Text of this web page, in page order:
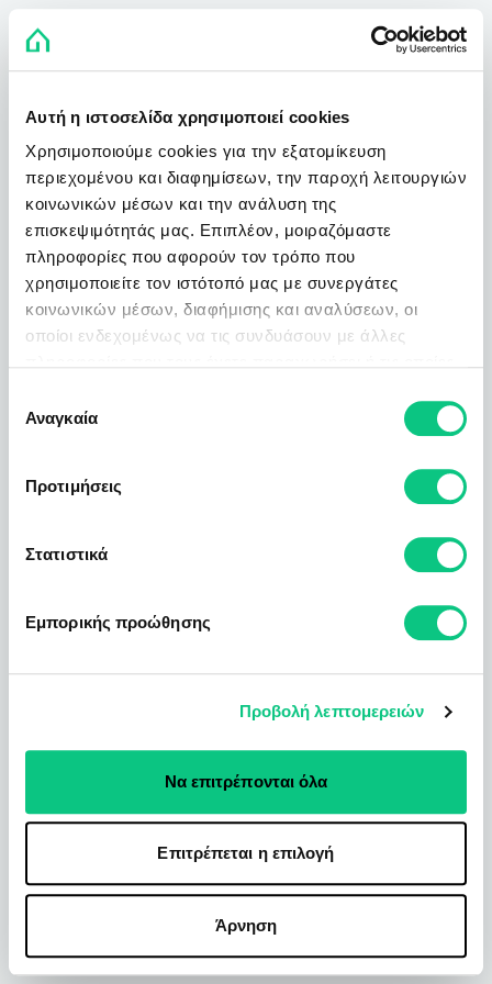
Αυτή η ιστοσελίδα χρησιμοποιεί cookies
Χρησιμοποιούμε cookies για την εξατομίκευση
περιεχομένου και διαφημίσεων, την παροχή λειτουργιών
κοινωνικών μέσων και την ανάλυση της
επισκεψιμότητάς μας. Επιπλέον, μοιραζόμαστε
πληροφορίες που αφορούν τον τρόπο που
χρησιμοποιείτε τον ιστότοπό μας με συνεργάτες
κοινωνικών μέσων, διαφήμισης και αναλύσεων, οι
οποίοι ενδεχομένως να τις συνδυάσουν με άλλες
των υπηρεσιών τους.
συγκατάθεσης
Αναγκαία
Προτιμήσεις
Στατιστικά
Εμπορικής προώθησης
Προβολή λεπτομερειών
Να επιτρέπονται όλα
Επιτρέπεται η επιλογή
Άρνηση